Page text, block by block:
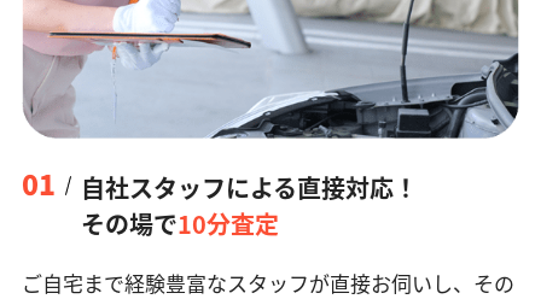
01
自社スタッフによる直接対応！
その場で10分査定
ご自宅まで経験豊富なスタッフが直接お伺いし、その